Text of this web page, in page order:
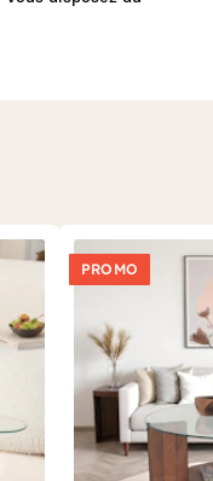
PROMO